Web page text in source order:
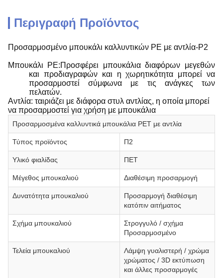
Περιγραφή Προϊόντος
Προσαρμοσμένο μπουκάλι καλλυντικών PE με αντλία-P2
Μπουκάλι PE:Προσφέρει μπουκάλια διαφόρων μεγεθών
και προδιαγραφών και η χωρητικότητα μπορεί να
προσαρμοστεί σύμφωνα με τις ανάγκες των
πελατών.
Αντλία: ταιριάζει με διάφορα στυλ αντλίας, η οποία μπορεί
να προσαρμοστεί για χρήση με μπουκάλια
Προσαρμοσμένα καλλυντικά μπουκάλια PET με αντλία
Τύπος προϊόντος Π2
Υλικό φιαλίδας ΠΕΤ
Μέγεθος μπουκαλιού Διαθέσιμη προσαρμογή
Δυνατότητα μπουκαλιού
Προσαρμογή διαθέσιμη
κατόπιν αιτήματος
Σχήμα μπουκαλιού
Στρογγυλό / σχήμα
Προσαρμοσμένο
Τελεία μπουκαλιού
Λάμψη γυαλιστερή / χρώμα
χρώματος / 3D εκτύπωση
και άλλες προσαρμογές